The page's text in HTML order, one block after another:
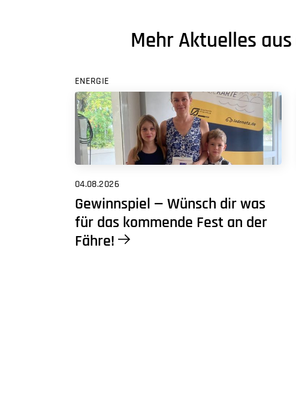
Mehr Aktuelles
ENERGIE
04.08.2026
Gewinnspiel — Wünsch dir was
für das kommende Fest an der
Fähre!